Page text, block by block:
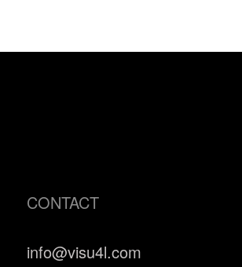
CONTACT
info@visu4l.com